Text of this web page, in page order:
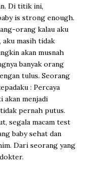
Di titik ini,
is strong enough.
orang kalau aku
aku masih tidak
akan musnah
banyak orang
tulus. Seorang
: Percaya
akan menjadi
pernah putus.
segala macam test
baby sehat dan
Dari seorang yang